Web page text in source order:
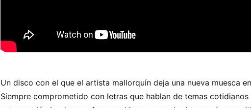
Un disco con el que el artista mallorquín deja una nueva muesca
Siempre comprometido con letras que hablan de temas